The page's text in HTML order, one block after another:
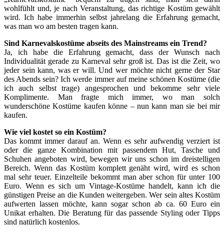
wohlfühlt und, je nach Veranstaltung, das richtige Kostüm gewählt
wird. Ich habe immerhin selbst jahrelang die Erfahrung gemacht,
was man wo am besten tragen kann.
Sind Karnevalskostüme abseits des Mainstreams ein Trend?
Ja, ich habe die Erfahrung gemacht, dass der Wunsch nach
Individualität gerade zu Karneval sehr groß ist. Das ist die Zeit, wo
jeder sein kann, was er will. Und wer möchte nicht gerne der Star
des Abends sein? Ich werde immer auf meine schönen Kostüme (die
ich auch selbst trage) angesprochen und bekomme sehr viele
Komplimente. Man fragte mich immer, wo man solch
wunderschöne Kostüme kaufen könne – nun kann man sie bei mir
kaufen.
Wie viel kostet so ein Kostüm?
Das kommt immer darauf an. Wenn es sehr aufwendig verziert ist
oder die ganze Kombination mit passendem Hut, Tasche und
Schuhen angeboten wird, bewegen wir uns schon im dreistelligen
Bereich. Wenn das Kostüm komplett genäht wird, wird es schon
mal sehr teuer. Einzelteile bekommt man aber schon für unter 100
Euro. Wenn es sich um Vintage-Kostüme handelt, kann ich die
günstigen Preise an die Kunden weitergeben. Wer sein altes Kostüm
aufwerten lassen möchte, kann sogar schon ab ca. 60 Euro ein
Unikat erhalten. Die Beratung für das passende Styling oder Tipps
sind natürlich kostenlos.